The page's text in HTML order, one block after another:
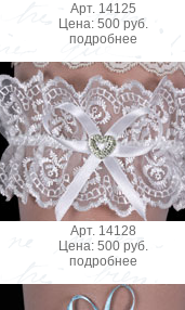
Арт. 14125
Цена: 500 руб.
подробнее
Арт. 14128
Цена: 500 руб.
подробнее